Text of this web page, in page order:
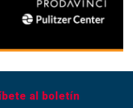
al boletín